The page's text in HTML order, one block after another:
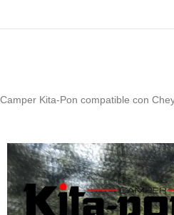
Camper Kita-Pon compatible con